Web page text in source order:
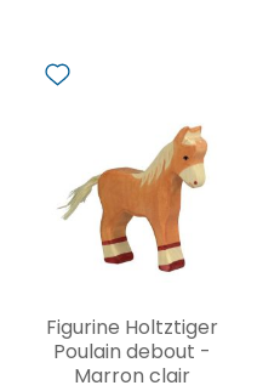
Figurine Holtztiger
Poulain debout -
Marron clair